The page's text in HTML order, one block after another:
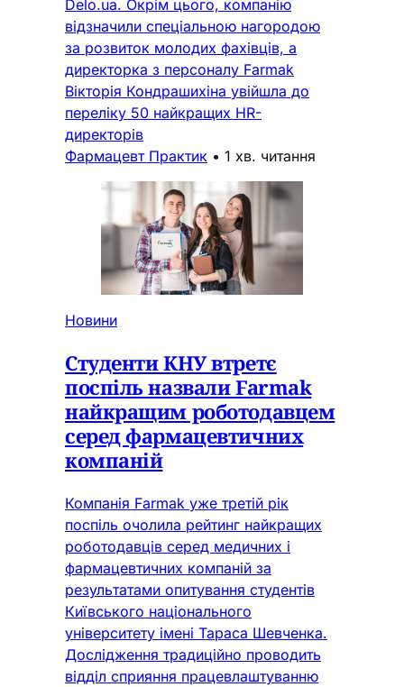
Delo.ua. Окрім цього, компанію
відзначили спеціальною нагородою
за розвиток молодих фахівців, а
директорка з персоналу Farmak
Вікторія Кондрашихіна увійшла до
переліку 50 найкращих HR-
директорів
Фармацевт Практик • 1 хв. читання
Новини
Студенти КНУ втретє
поспіль назвали Farmak
найкращим роботодавцем
серед фармацевтичних
компаній
Компанія Farmak уже третій рік
поспіль очолила рейтинг найкращих
роботодавців серед медичних і
фармацевтичних компаній за
результатами опитування студентів
Київського національного
університету імені Тараса Шевченка.
Дослідження традиційно проводить
відділ сприяння працевлаштуванню